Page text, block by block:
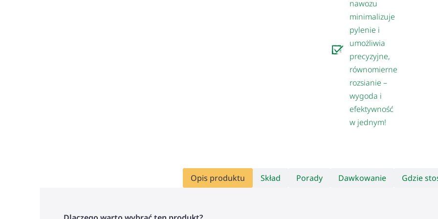
nawozu
minimalizuje
pylenie i
umożliwia
precyzyjne,
równomierne
rozsianie –
wygoda i
efektywność
w jednym!
Opis produktu Skład Porady Dawkowanie Gdzie